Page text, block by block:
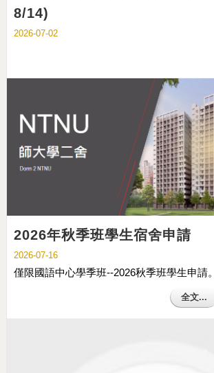
8/14)
2026-07-02
2026年秋季班學生宿舍申請
2026-07-16
僅限國語中心學季班--2026秋季班學生申請。
全文...